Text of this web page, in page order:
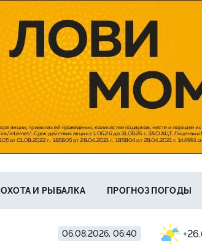
06.08.2026, 06:40
ОХОТА И РЫБАЛКА ПРОГНОЗ ПОГОДЫ